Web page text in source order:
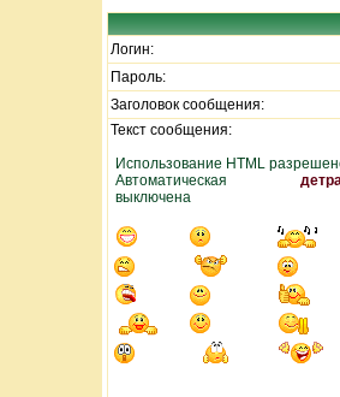
Логин:
Пароль:
Заголовок сообщения:
Текст сообщения:
Использование HTML
Автоматическая
выключена